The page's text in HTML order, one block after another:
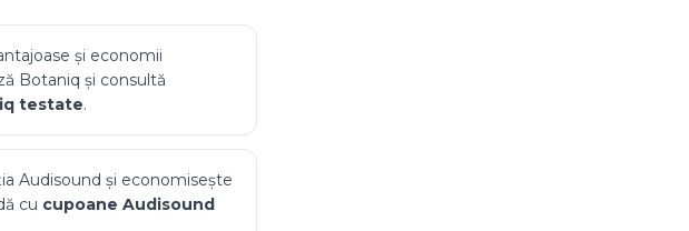
și economii
Botaniq și consultă
testate.
Audisound și economisește
cu cupoane Audisound